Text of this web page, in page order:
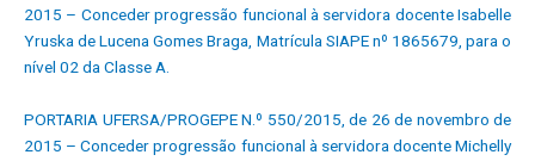
2015 – Conceder progressão funcional à servidora docente Isabelle
Yruska de Lucena Gomes Braga, Matrícula SIAPE nº 1865679, para o
nível 02 da Classe A.
PORTARIA UFERSA/PROGEPE N.º 550/2015, de 26 de novembro de
2015 – Conceder progressão funcional à servidora docente Michelly